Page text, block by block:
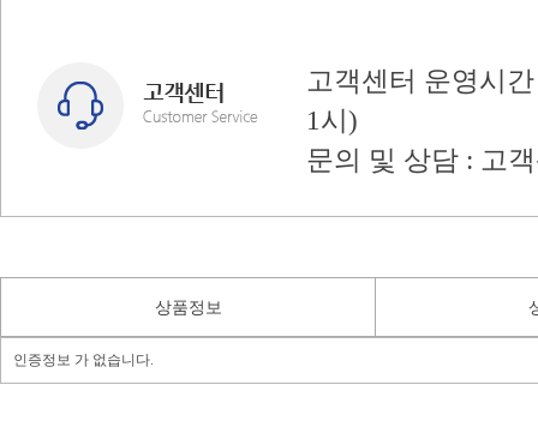
고객센터 운영시
1시)
문의 및 상담 : 고
상품정보
인증정보 가 없습니다.